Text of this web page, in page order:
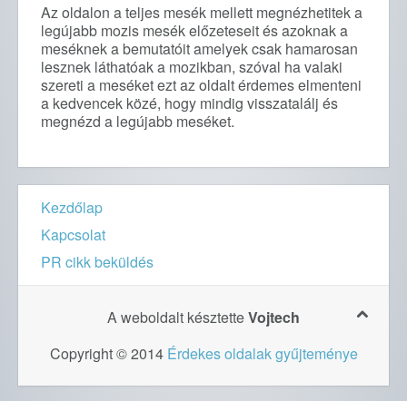
Az oldalon a teljes mesék mellett megnézhetitek a
legújabb mozis mesék előzeteseit és azoknak a
meséknek a bemutatóit amelyek csak hamarosan
lesznek láthatóak a mozikban, szóval ha valaki
szereti a meséket ezt az oldalt érdemes elmenteni
a kedvencek közé, hogy mindig visszatalálj és
megnézd a legújabb meséket.
Kezdőlap
Kapcsolat
PR cikk beküldés
A weboldalt késztetteVojtech
Copyright © 2014 Érdekes oldalak gyűjteménye